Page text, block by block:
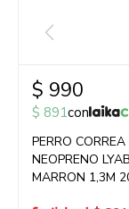
$ 990
$ 891con
PERRO
NEOPRENO
MARRON 1,3M